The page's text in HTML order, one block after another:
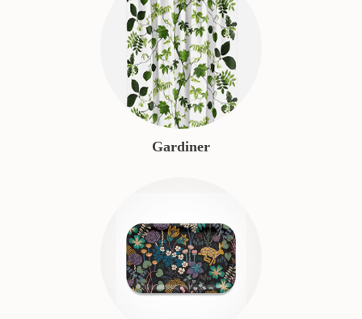
Gardiner